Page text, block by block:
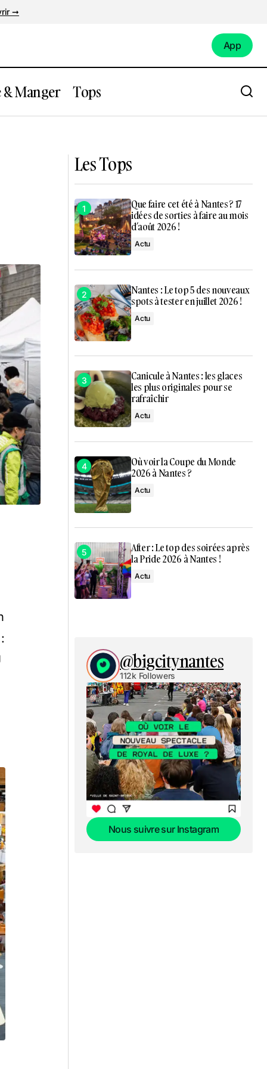
➞
App
Manger Tops
Les Tops
Que faire cet été à Nantes ? 17
idées de sorties à faire au mois
d’août 2026 !
Actu
Nantes : Le top 5 des nouveaux
spots à tester en juillet 2026 !
Actu
Canicule à Nantes : les glaces
les plus originales pour se
rafraîchir
Actu
Où voir la Coupe du Monde
2026 à Nantes ?
Actu
After : Le top des soirées après
la Pride 2026 à Nantes !
Actu
@bigcitynantes
112k Followers
Nous suivre sur Instagram